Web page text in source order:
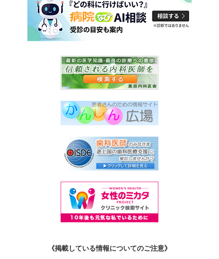
《掲載している情報についてのご注意》